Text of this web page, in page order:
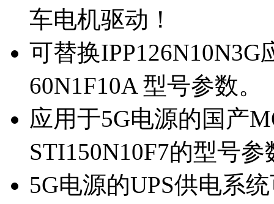
车电机驱动！
可替换
60N1F10A 型号参数。
应用于5G电源的国产
STI150N10F7的型号参
5G电源的UPS供电系